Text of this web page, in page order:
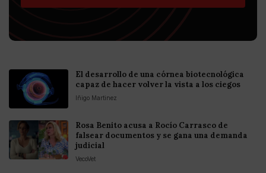
El desarrollo de una córnea biotecnológica
capaz de hacer volver la vista a los ciegos
Iñigo Martinez
Rosa Benito acusa a Rocío Carrasco de
falsear documentos y se gana una demanda
judicial
VecoVet